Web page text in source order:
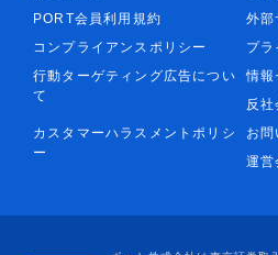
PORT会員利用規約
外部
コンプライアンスポリシー
プ
行動ターゲティング広告につい
て
情報
反
カスタマーハラスメントポリシ
ー
お
運営